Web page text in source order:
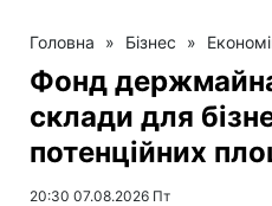
Головна » Бізнес »
Фонд
склади для
потенційних
20:30 07.08.2026 Пт